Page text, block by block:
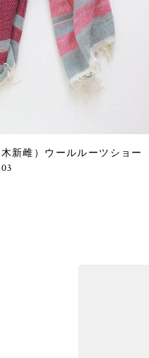
新雌）ウールルーツショー